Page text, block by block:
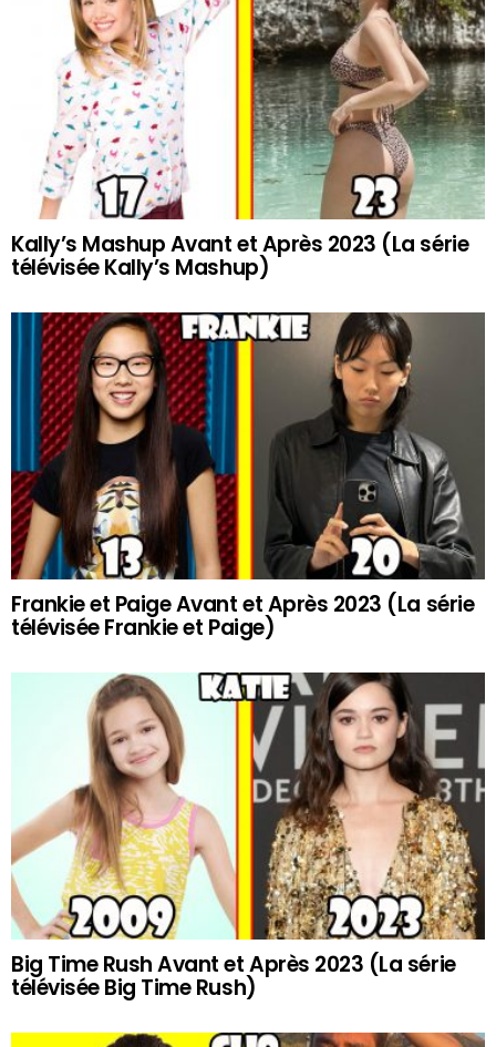
Kally’s Mashup Avant et Après 2023 (La série
télévisée Kally’s Mashup)
Frankie et Paige Avant et Après 2023 (La série
télévisée Frankie et Paige)
Big Time Rush Avant et Après 2023 (La série
télévisée Big Time Rush)